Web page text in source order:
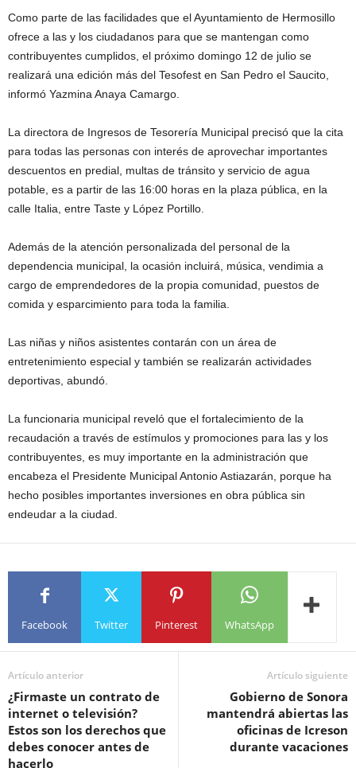
Como parte de las facilidades que el Ayuntamiento de Hermosillo
ofrece a las y los ciudadanos para que se mantengan como
contribuyentes cumplidos, el próximo domingo 12 de julio se
realizará una edición más del Tesofest en San Pedro el Saucito,
informó Yazmina Anaya Camargo.
La directora de Ingresos de Tesorería Municipal precisó que la cita
para todas las personas con interés de aprovechar importantes
descuentos en predial, multas de tránsito y servicio de agua
potable, es a partir de las 16:00 horas en la plaza pública, en la
calle Italia, entre Taste y López Portillo.
Además de la atención personalizada del personal de la
dependencia municipal, la ocasión incluirá, música, vendimia a
cargo de emprendedores de la propia comunidad, puestos de
comida y esparcimiento para toda la familia.
Las niñas y niños asistentes contarán con un área de
entretenimiento especial y también se realizarán actividades
deportivas, abundó.
La funcionaria municipal reveló que el fortalecimiento de la
recaudación a través de estímulos y promociones para las y los
contribuyentes, es muy importante en la administración que
encabeza el Presidente Municipal Antonio Astiazarán, porque ha
hecho posibles importantes inversiones en obra pública sin
endeudar a la ciudad.
Facebook Twitter Pinterest WhatsApp
Artículo anterior
¿Firmaste un contrato de
internet o televisión?
Estos son los derechos que
debes conocer antes de
hacerlo
Artículo siguiente
Gobierno de Sonora
mantendrá abiertas las
oficinas de Icreson
durante vacaciones